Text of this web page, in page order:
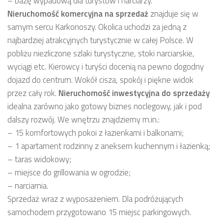
Nieruchomość komercyjnana sprzedaż znajduje się w
samym sercu Karkonoszy. Okolica uchodzi za jedną z
najbardziej atrakcyjnych turystycznie w całej Polsce. W
pobliżu niezliczone szlaki turystyczne, stoki narciarskie,
wyciągi etc. Kierowcy i turyści docenią na pewno dogodny
dojazd do centrum. Wokół cisza, spokój i piękne widok
przez cały rok. Nieruchomość inwestycyjnado sprzedaży
idealna zarówno jako gotowy biznes noclegowy, jak i pod
dalszy rozwój. We wnętrzu znajdziemy m.in.:
– 15 komfortowych pokoi z łazienkami i balkonami;
– 1 apartament rodzinny z aneksem kuchennym i łazienką;
– taras widokowy;
– miejsce do grillowania w ogrodzie;
– narciarnia.
Sprzedaż wraz z wyposażeniem. Dla podróżujących
samochodem przygotowano 15 miejsc parkingowych.